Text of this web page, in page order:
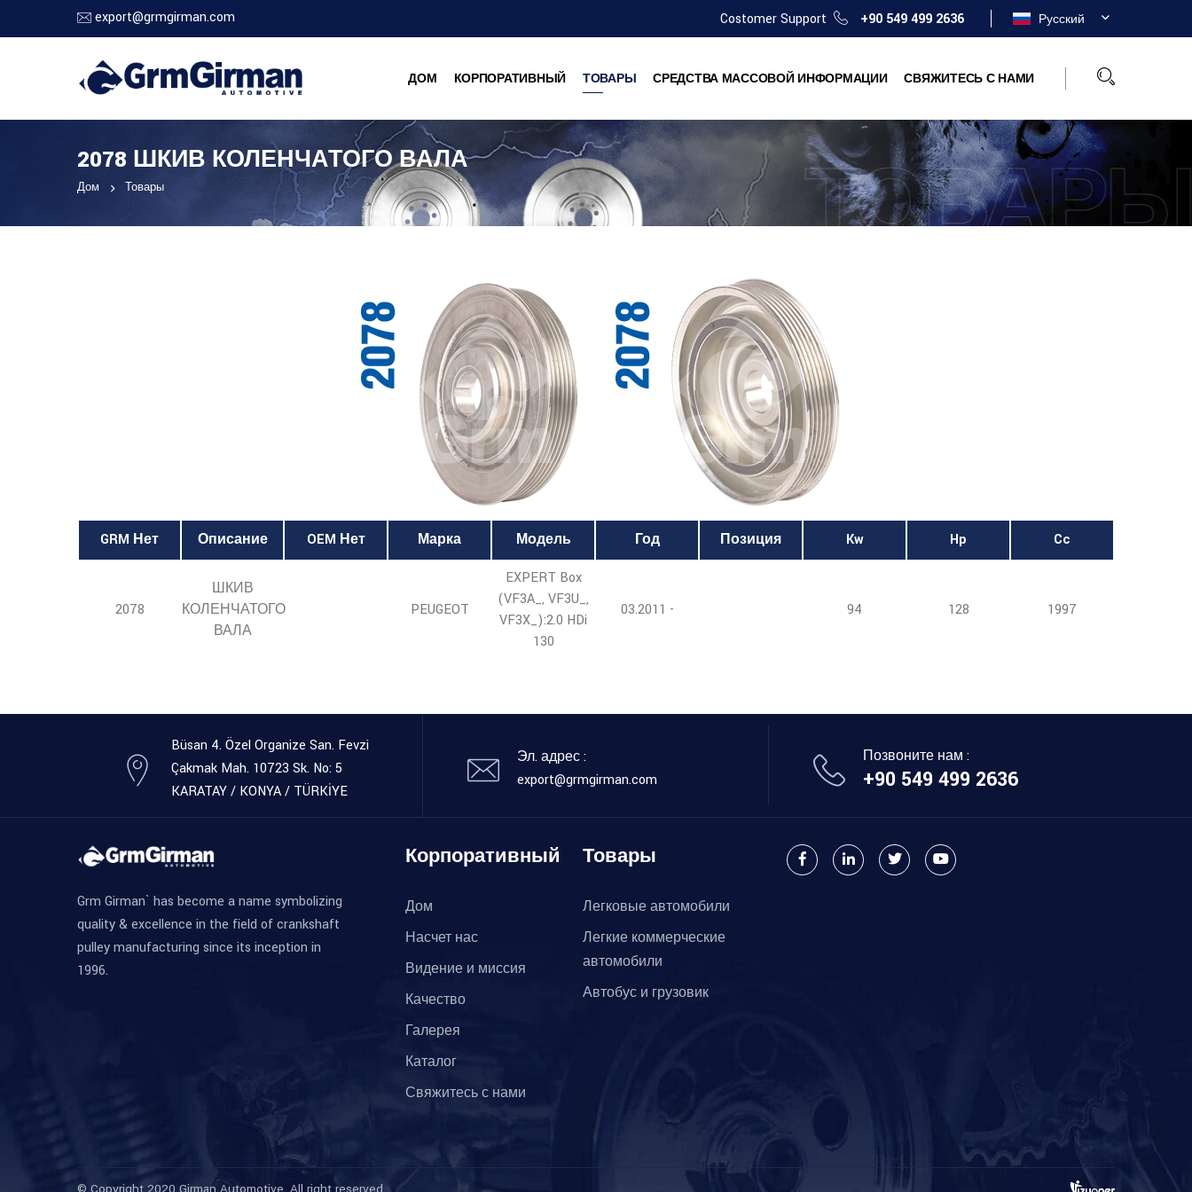
export@grmgirman.com Costomer Support +90 549 499 2636 Русский
ДОМ КОРПОРАТИВНЫЙ ТОВАРЫ СРЕДСТВА МАССОВОЙ ИНФОРМАЦИИ СВЯЖИТЕСЬ С НАМИ
2078 ШКИВ КОЛЕНЧАТОГО ВАЛА
Дом Товары ТОВАРЫ
GRM Нет Описание OEM Нет Марка Модель Год Позиция Kw Hp Cc
2078
ШКИВ
КОЛЕНЧАТОГО
ВАЛА
PEUGEOT
EXPERT Box
(VF3A_, VF3U_,
VF3X_):2.0 HDi
130
03.2011 - 94 128 1997
Büsan 4. Özel Organize San. Fevzi
Çakmak Mah. 10723 Sk. No: 5
KARATAY / KONYA / TÜRKİYE
Эл. адрес :
export@grmgirman.com
Позвоните нам :
+90 549 499 2636
Grm Girman` has become a name symbolizing
quality & excellence in the field of crankshaft
pulley manufacturing since its inception in
1996.
Корпоративный
Дом
Насчет нас
Видение и миссия
Качество
Галерея
Каталог
Свяжитесь с нами
Товары
Легковые автомобили
Легкие коммерческие
автомобили
Автобус и грузовик